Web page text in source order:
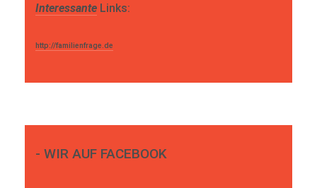
Interessante Links:
http://familienfrage.de
- WIR AUF FACEBOOK